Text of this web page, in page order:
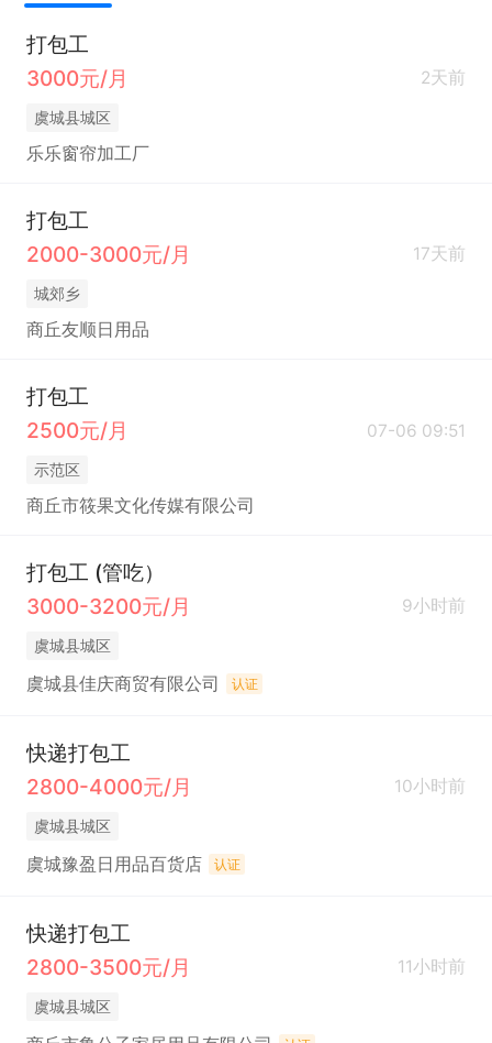
打包工
3000元/月
2天前
虞城县城区
乐乐窗帘加工厂
打包工
2000-3000元/月
17天前
城郊乡
商丘友顺日用品
打包工
2500元/月
07-06 09:51
示范区
商丘市筱果文化传媒有限公司
打包工 (管吃）
3000-3200元/月
9小时前
虞城县城区
虞城县佳庆商贸有限公司 认证
快递打包工
2800-4000元/月
10小时前
虞城县城区
虞城豫盈日用品百货店 认证
快递打包工
2800-3500元/月
11小时前
虞城县城区